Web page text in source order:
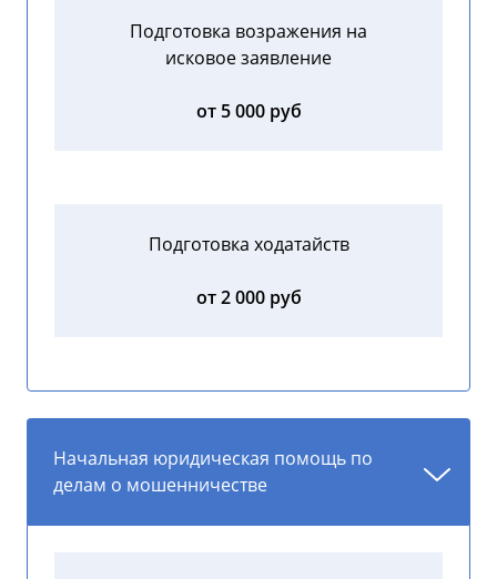
Подготовка возражения на
исковое заявление
от 5 000 руб
Подготовка ходатайств
от 2 000 руб
Начальная юридическая помощь по
делам о мошенничестве